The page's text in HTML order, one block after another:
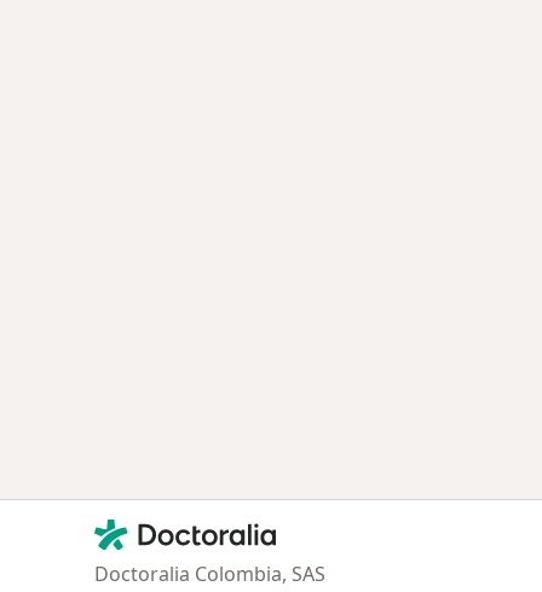
Contacto
Doctoralia - Página de inicio
Doctoralia Colombia, SAS